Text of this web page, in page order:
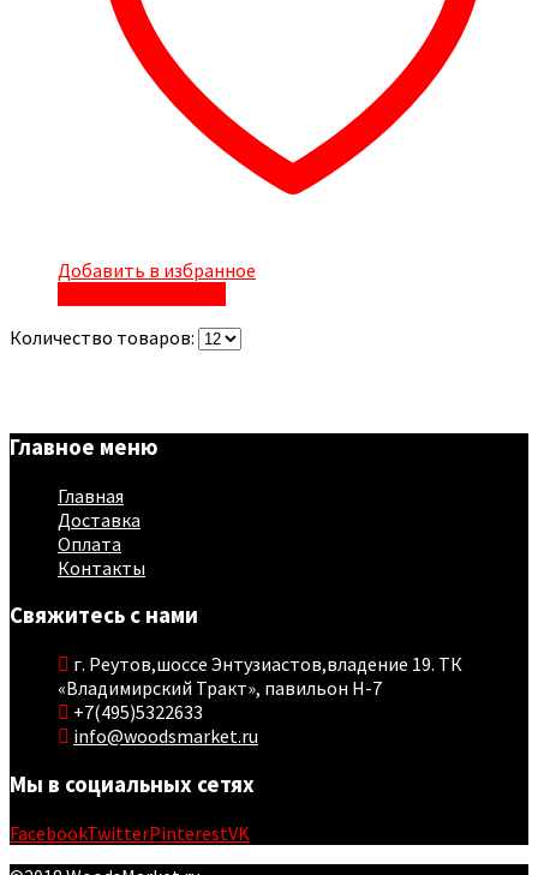
Добавить в избранное
Количество товаров:
Главное меню
Главная
Доставка
Оплата
Контакты
Свяжитесь с нами
г. Реутов,шоссе Энтузиастов,владение 19. ТК
«Владимирский Тракт», павильон Н-7
+7(495)5322633
info@woodsmarket.ru
Мы в социальных сетях
FacebookTwitterPinterestVK